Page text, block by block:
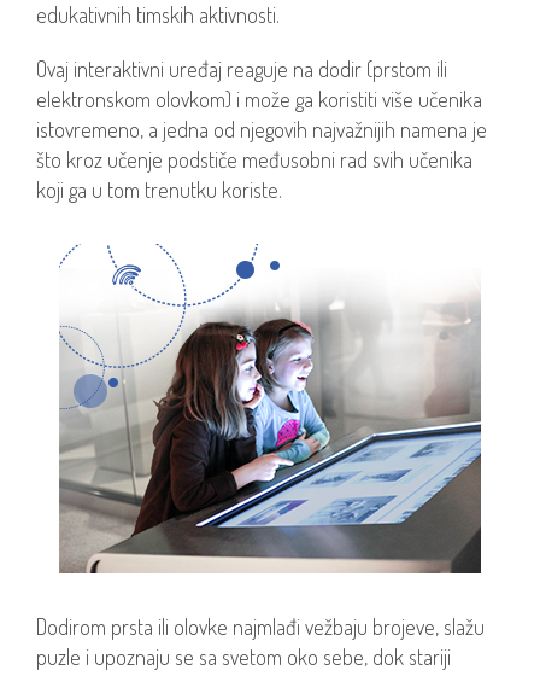
edukativnih timskih aktivnosti.
Ovaj interaktivni uređaj reaguje na dodir (prstom ili
elektronskom olovkom) i može ga koristiti više učenika
istovremeno, a jedna od njegovih najvažnijih namena je
što kroz učenje podstiče međusobni rad svih učenika
koji ga u tom trenutku koriste.
Dodirom prsta ili olovke najmlađi vežbaju brojeve, slažu
puzle i upoznaju se sa svetom oko sebe, dok stariji